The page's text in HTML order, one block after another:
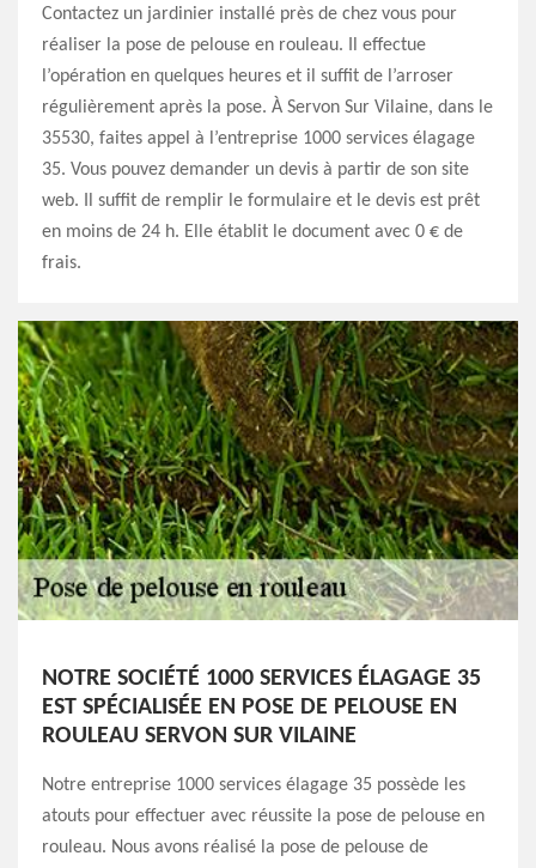
Contactez un jardinier installé près de chez vous pour
réaliser la pose de pelouse en rouleau. Il effectue
l’opération en quelques heures et il suffit de l’arroser
régulièrement après la pose. À Servon Sur Vilaine, dans le
35530, faites appel à l’entreprise 1000 services élagage
35. Vous pouvez demander un devis à partir de son site
web. Il suffit de remplir le formulaire et le devis est prêt
en moins de 24 h. Elle établit le document avec 0 € de
frais.
NOTRE SOCIÉTÉ 1000 SERVICES ÉLAGAGE 35
EST SPÉCIALISÉE EN POSE DE PELOUSE EN
ROULEAU SERVON SUR VILAINE
Notre entreprise 1000 services élagage 35 possède les
atouts pour effectuer avec réussite la pose de pelouse en
rouleau. Nous avons réalisé la pose de pelouse de